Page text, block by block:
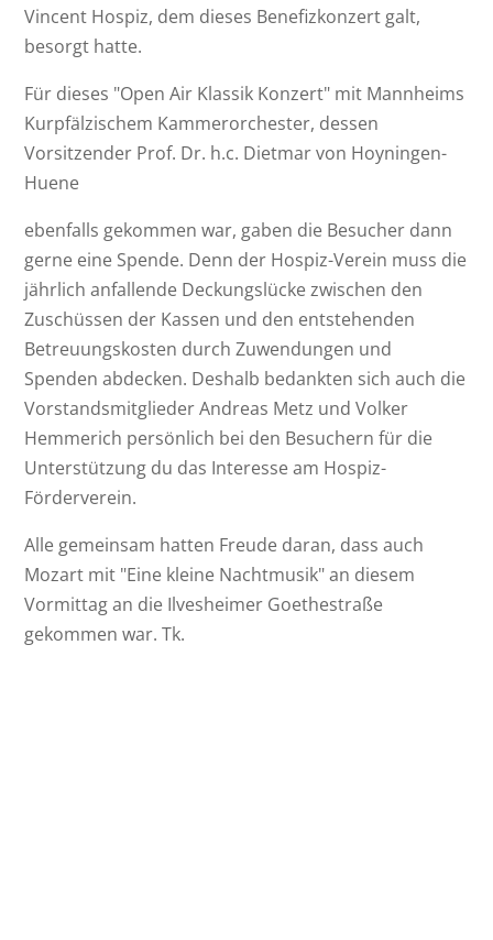
Vincent Hospiz, dem dieses Benefizkonzert galt,
besorgt hatte.
Für dieses "Open Air Klassik Konzert" mit Mannheims
Kurpfälzischem Kammerorchester, dessen
Vorsitzender Prof. Dr. h.c. Dietmar von Hoyningen-
Huene
ebenfalls gekommen war, gaben die Besucher dann
gerne eine Spende. Denn der Hospiz-Verein muss die
jährlich anfallende Deckungslücke zwischen den
Zuschüssen der Kassen und den entstehenden
Betreuungskosten durch Zuwendungen und
Spenden abdecken. Deshalb bedankten sich auch die
Vorstandsmitglieder Andreas Metz und Volker
Hemmerich persönlich bei den Besuchern für die
Unterstützung du das Interesse am Hospiz-
Förderverein.
Alle gemeinsam hatten Freude daran, dass auch
Mozart mit "Eine kleine Nachtmusik" an diesem
Vormittag an die Ilvesheimer Goethestraße
gekommen war. Tk.